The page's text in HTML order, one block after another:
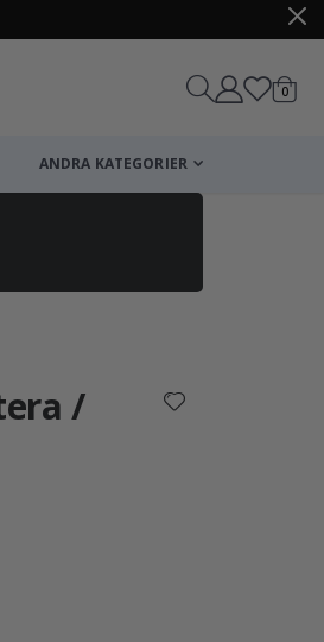
0
ANDRA KATEGORIER
/